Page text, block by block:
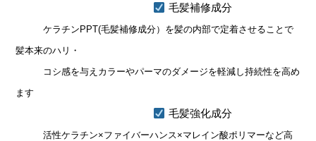
毛髪補修成分
ケラチンPPT(毛髪補修成分）を髪の内部で定着させることで
髪本来のハリ・
コシ感を与え カラーやパーマのダメージを軽減し持続性を高め
ます
毛髪強化成分
活性ケラチン×ファイバーハンス×マレイン酸ポリマーなど高